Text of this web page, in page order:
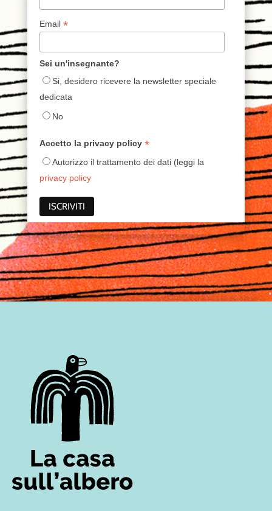
Email *
Sei un'insegnante?
Si, desidero ricevere la newsletter speciale
dedicata
No
Accetto la privacy policy *
Autorizzo il trattamento dei dati (leggi la
privacy policy